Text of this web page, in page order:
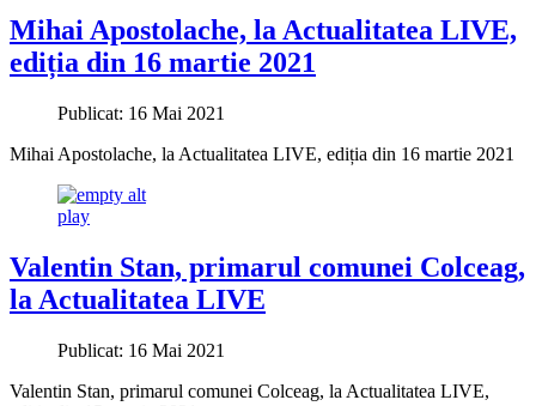
Mihai Apostolache, la Actualitatea LIVE,
ediția din 16 martie 2021
Publicat: 16 Mai 2021
Mihai Apostolache, la Actualitatea LIVE, ediția din 16 martie 2021
play
Valentin Stan, primarul comunei Colceag,
la Actualitatea LIVE
Publicat: 16 Mai 2021
Valentin Stan, primarul comunei Colceag, la Actualitatea LIVE,